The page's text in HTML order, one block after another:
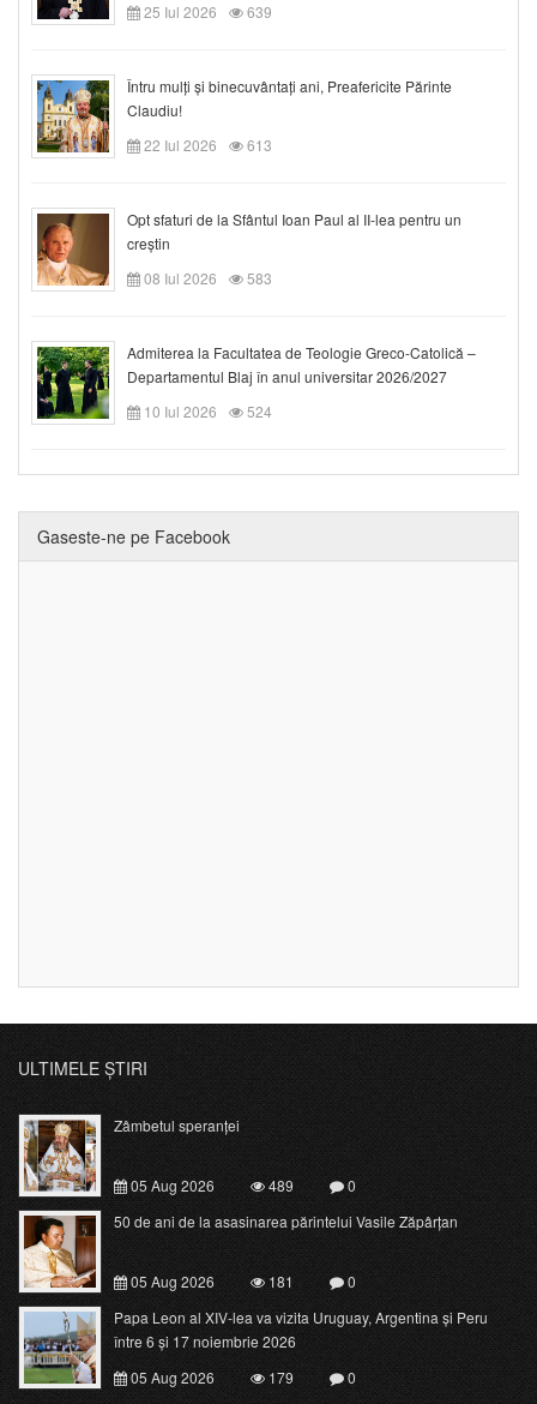
25 Iul 2026
639
Întru mulți și binecuvântați ani, Preafericite Părinte
Claudiu!
22 Iul 2026
613
Opt sfaturi de la Sfântul Ioan Paul al II-lea pentru un
creștin
08 Iul 2026
583
Admiterea la Facultatea de Teologie Greco-Catolică –
Departamentul Blaj în anul universitar 2026/2027
10 Iul 2026
524
Gaseste-ne pe Facebook
ULTIMELE ȘTIRI
Zâmbetul speranței
05 Aug 2026 489
0
50 de ani de la asasinarea părintelui Vasile Zăpârțan
05 Aug 2026 181
0
Papa Leon al XIV-lea va vizita Uruguay, Argentina și Peru
între 6 și 17 noiembrie 2026
05 Aug 2026
179 0